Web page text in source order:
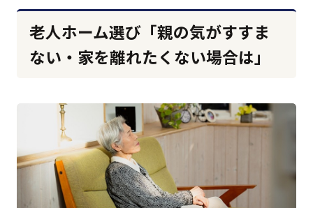
老人ホーム選び「親の気がすすま
ない・家を離れたくない場合は」